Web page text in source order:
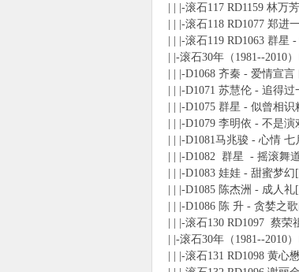
| | |-滚石117 RD1159 林
| | |-滚石118 RD1077 郑
| | |-滚石119 RD1063 群星
| |-滚石30年（1981--2010
| | |-D1068 齐秦 - 爱情宣
| | |-D1071 苏慧伦 - 追得
| | |-D1075 群星 - 似曾相
| | |-D1079 李明依 - 不是
| | |-D1081马兆骏 - 心情
| | |-D1082 群星 - 摇滚舞
| | |-D1083 娃娃 - 甜蜜梦
| | |-D1085 陈杰洲 - 成人
| | |-D1086 陈 升 - 贪婪之
| | |-滚石130 RD1097 蔡
| |-滚石30年（1981--2010
| | |-滚石131 RD1098 黄